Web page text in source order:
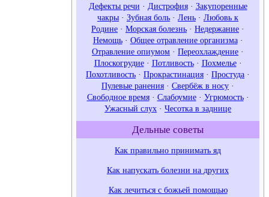
Дефекты речи · Дистрофия· Закупоренные
чакры · Зубная боль · Лень · Любовь к
Родине · Морская болезнь · Недержание ·
Немощь· Общее отравление организма·
Отравление опиумом · Переохлаждение ·
Плоскогрудие· Потливость· Похмелье·
Похотливость · Прокрастинация · Простуда ·
Пулевые ранения · Свербёж в носу ·
Свободное время· Слабоумие· Угрюмость·
Ужасный слух · Чесотка в заднице
Дельные советы
Как правильно принимать яд
Как напускать болезни на других
Как лечиться с божьей помощью